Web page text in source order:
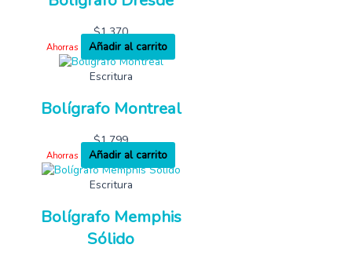
$1,370
Ahorras
Añadir al carrito
Escritura
Bolígrafo Montreal
$1,799
Ahorras
Añadir al carrito
Escritura
Bolígrafo Memphis
Sólido